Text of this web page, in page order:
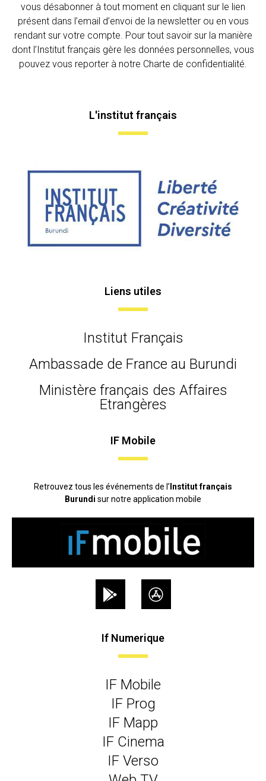
vous désabonner à tout moment en cliquant sur le lien
présent dans l’email d’envoi de la newsletter ou en vous
rendant sur votre compte. Pour tout savoir sur la manière
dont l’Institut français gère les données personnelles, vous
pouvez vous reporter à notre Charte de confidentialité.
L'institut français
Liens utiles
Institut Français
Ambassade de France au Burundi
Ministère français des Affaires
Etrangères
IF Mobile
Retrouvez tous les événements de l’ Institut français
Burundi sur notre application mobile
If Numerique
IF Mobile
IF Prog
IF Mapp
IF Cinema
IF Verso